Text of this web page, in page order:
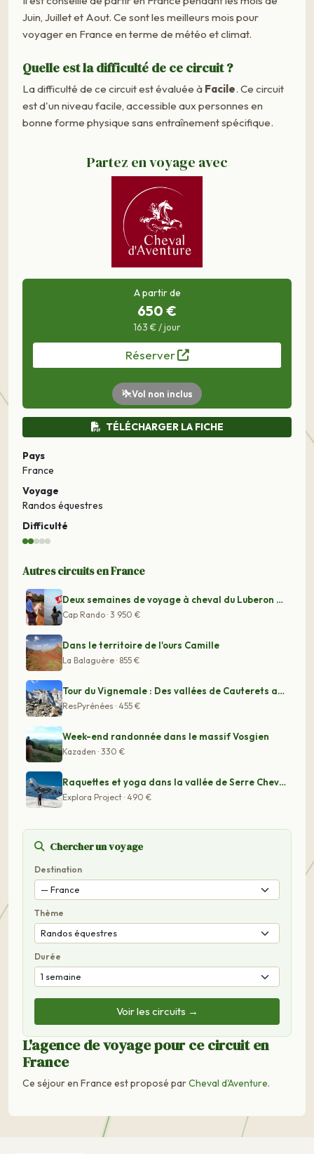
Juin, Juillet et Aout. Ce sont les meilleurs mois pour
voyager en France en terme de météo et climat.
Quelle est la difficulté de ce circuit ?
La difficulté de ce circuit est évaluée à Facile. Ce circuit
est d'un niveau facile, accessible aux personnes en
bonne forme physique sans entraînement spécifique.
Partez en voyage avec
A partir de
650 €
163 € / jour
Réserver
Vol non inclus
TÉLÉCHARGER LA FICHE
Pays
France
Voyage
Randos équestres
Difficulté
Autres circuits en France
Deux semaines de voyage à cheval du Luberon à la Camarg
Cap Rando · 3 950 €
Dans le territoire de l'ours Camille
La Balaguère · 855 €
Tour du Vignemale : Des vallées de Cauterets aux vallé
ResPyrénées · 455 €
Week-end randonnée dans le massif Vosgien
Kazaden · 330 €
Raquettes et yoga dans la vallée de Serre Chevalier
Explora Project · 490 €
Chercher un voyage
Destination
Thème
Durée
Voir les circuits →
L'agence de voyage pour ce circuit en
France
Ce séjour en France est proposé parCheval d'Aventure.